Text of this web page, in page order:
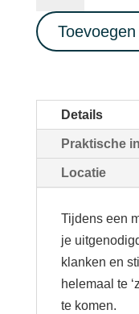
01/03/2023
aantal
Details
Praktische
Locatie
Tijdens een
je
klanken en
helemaal te
te komen.